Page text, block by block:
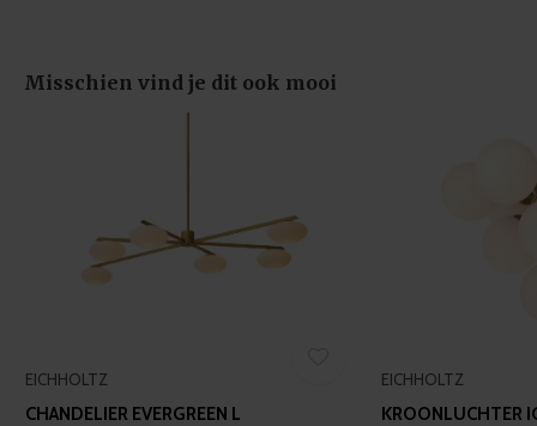
Misschien vind je dit ook mooi
EICHHOLTZ
CHANDELIER EVERGREEN L
EICHHOLTZ
KROONLUCHTER